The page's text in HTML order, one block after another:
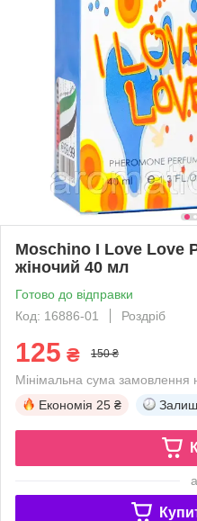
Moschino I Love Love
жіночий 40 мл
Готово до відправки
Код: 16886-01
Роздріб
125 ₴ 150 ₴
Мінімальна сума замовлення
Економія 25 ₴